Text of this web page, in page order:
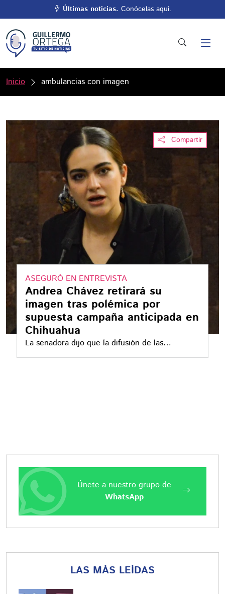
Últimas noticias. Conócelas aquí.
Inicio ambulancias con imagen
Compartir
ASEGURÓ EN ENTREVISTA
Andrea Chávez retirará su
imagen tras polémica por
supuesta campaña anticipada en
Chihuahua
La senadora dijo que la difusión de las
imágenes era publicidad personal
Únete a nuestro grupo de
WhatsApp
LAS MÁS LEÍDAS